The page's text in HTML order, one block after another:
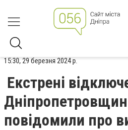
15:30, 29 березня 2024 р.
Екстрені
повідомили про